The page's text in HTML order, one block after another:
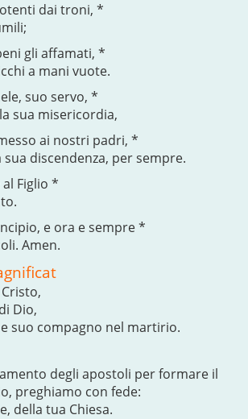
dai troni, *
gli affamati, *
a mani vuote.
suo servo, *
sua misericordia,
ai nostri padri, *
discendenza, per sempre.
Figlio *
e ora e sempre *
Amen.
Dio,
suo compagno nel martirio.
degli apostoli per formare il
preghiamo con fede:
della tua Chiesa.